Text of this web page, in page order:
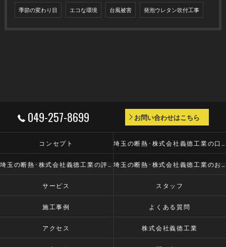
季節の変わり目 エコな環境 台風被害 発泡ウレタン吹付工事
049-257-8699 お問い合わせはこちら
コンセプト
サービス スタッフ
施工事例 よくある質問
アクセス 株式会社義德工業